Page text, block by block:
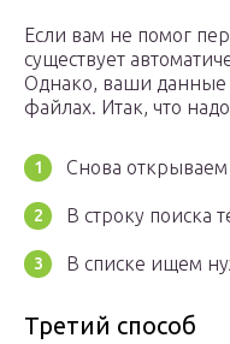
Если вам не помог
существует
Однако, ваши данные
файлах. Итак, что
Снова
В строку поиска
В списке ищем
Третий способ